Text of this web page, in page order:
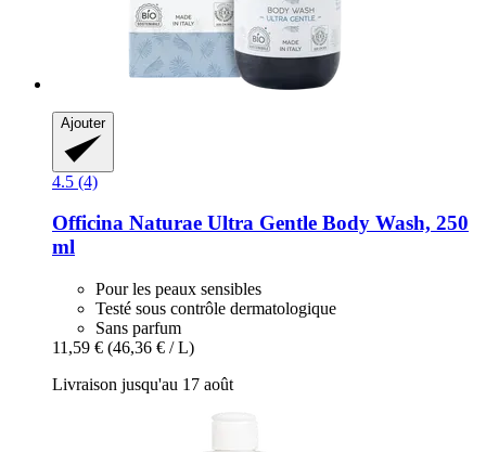
Ajouter
4.5 (4)
Officina Naturae Ultra Gentle Body Wash, 250
ml
Pour les peaux sensibles
Testé sous contrôle dermatologique
Sans parfum
11,59 € (46,36 € / L)
Livraison jusqu'au 17 août